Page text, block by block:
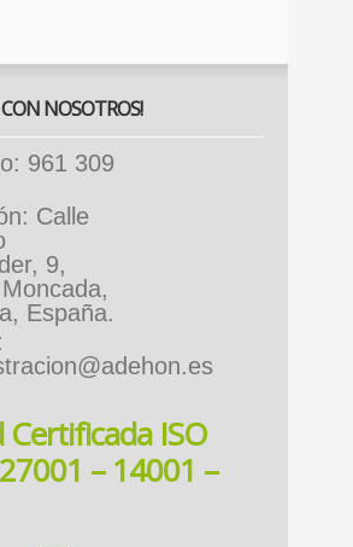
NOSOTROS!
961 309
Calle
9,
España.
Certificada ISO
– 14001 –